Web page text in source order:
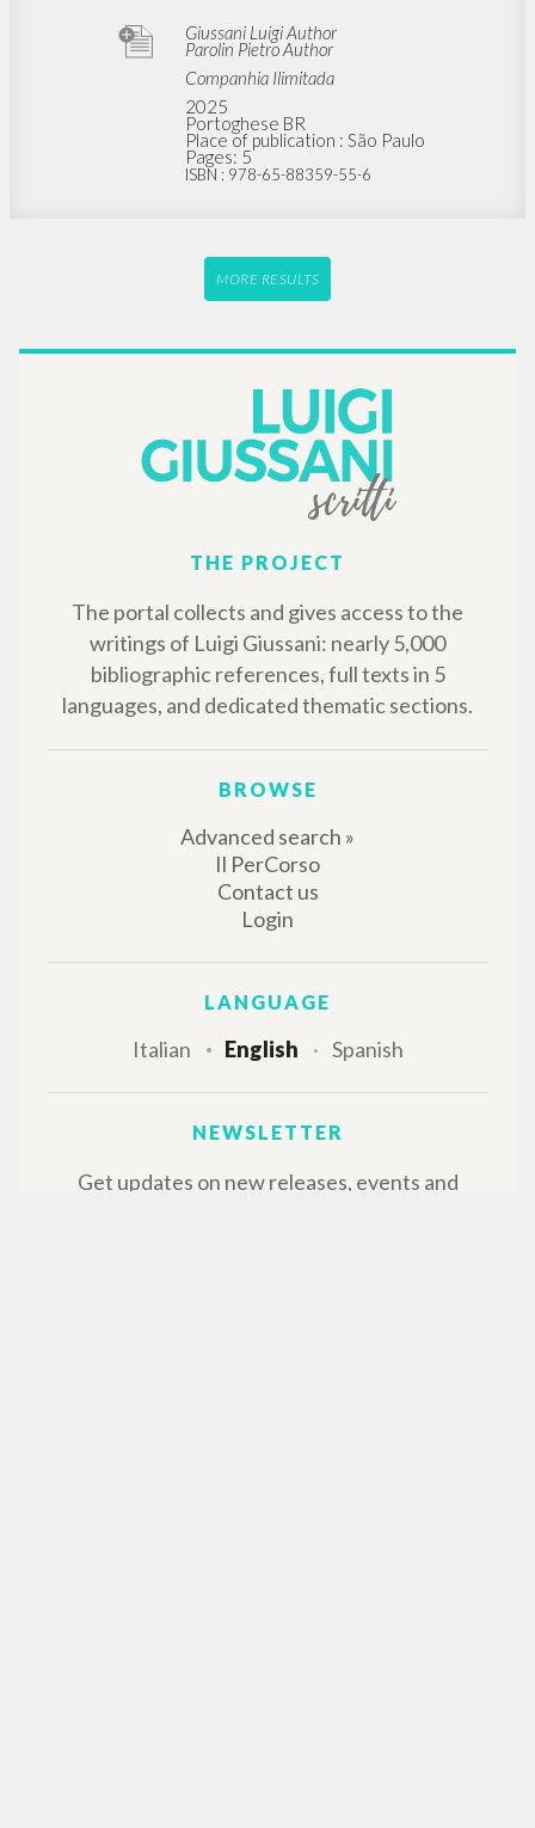
Giussani Luigi Author
Parolin Pietro Author
Companhia Ilimitada
2025
Portoghese BR
Place of publication : São Paulo
Pages: 5
ISBN : 978-65-88359-55-6
MORE RESULTS
THE PROJECT
The portal collects and gives access to the
writings of Luigi Giussani: nearly 5,000
bibliographic references, full texts in 5
languages, and dedicated thematic sections.
BROWSE
Advanced search »
Il PerCorso
Contact us
Login
LANGUAGE
Italian English Spanish
NEWSLETTER
Get updates on new releases, events and